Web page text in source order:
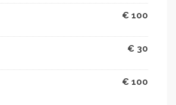
€ 100
€ 30
€ 100